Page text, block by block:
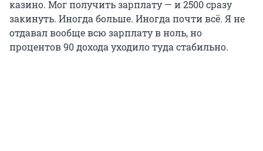
казино. Мог получить зарплату — и 2500 сразу
закинуть. Иногда больше. Иногда почти всё. Я не
отдавал вообще всю зарплату в ноль, но
процентов 90 дохода уходило туда стабильно.